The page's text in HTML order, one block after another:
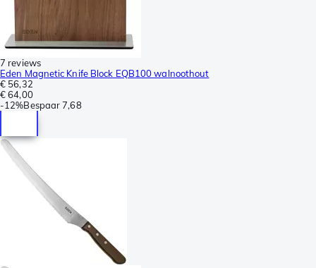
7 reviews
Eden Magnetic Knife Block EQB100 walnoothout
€ 56,32
€ 64,00
-12%Bespaar 7,68